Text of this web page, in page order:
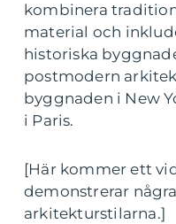
kombinera
material och
historiska
postmodern
byggnaden i New
i Paris.
[Här kommer ett
demonstrerar
arkitekturstilarna.]